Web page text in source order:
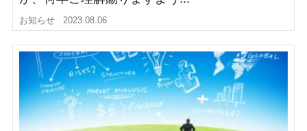
お知らせ 2023.08.06